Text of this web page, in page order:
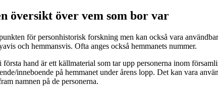
översikt över vem som bor var
för personhistorisk forskning men kan också vara
och hemmansvis. Ofta anges också hemmanets nummer.
hand är ett källmaterial som tar upp personerna inom
inneboende på hemmanet under årens lopp. Det kan vara
namnen på de personerna.